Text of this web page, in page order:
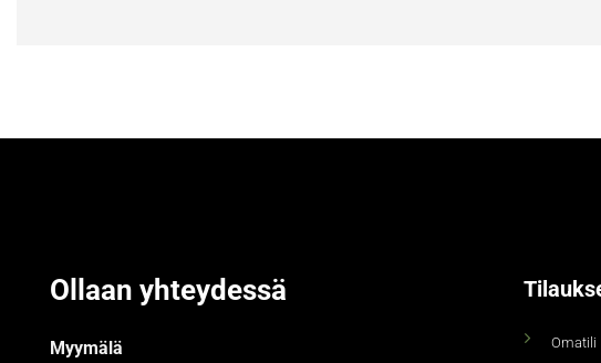
Ollaan yhteydessä
Myymälä Omatili